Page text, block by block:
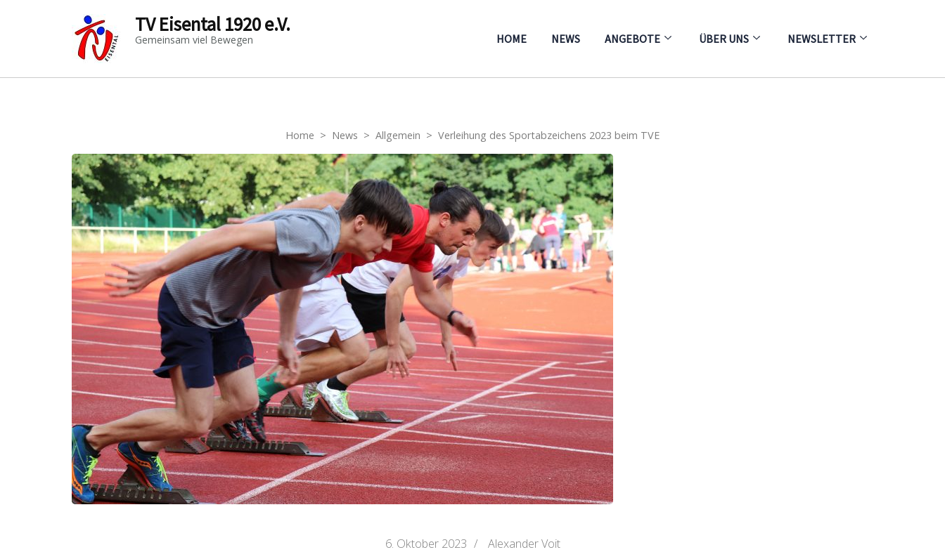
TV Eisental 1920 e.V.
Gemeinsam viel Bewegen HOME NEWS ANGEBOTE ÜBER UNS NEWSLETTER
Home > News > Allgemein > Verleihung des Sportabzeichens 2023 beim TVE
6. Oktober 2023 / Alexander Voit